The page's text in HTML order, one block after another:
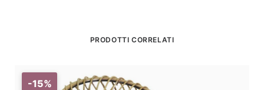
PRODOTTI CORRELATI
-15%